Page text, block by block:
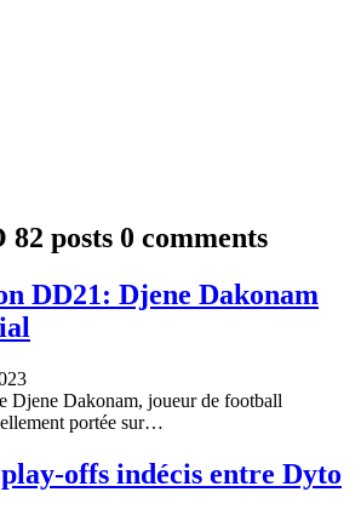
82 posts 0 comments
DD21: Djene Dakonam
Djene Dakonam, joueur de football
portée sur…
offs indécis entre Dyto